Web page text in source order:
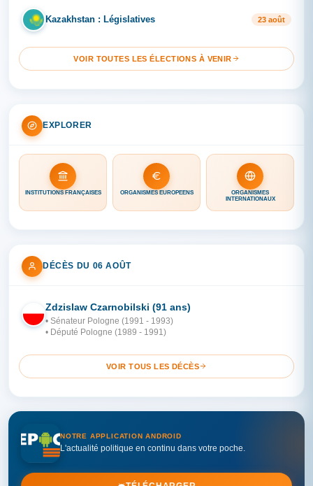
KA Kazakhstan : Législatives 23 août
VOIR TOUTES LES ÉLECTIONS À VENIR
EXPLORER
INSTITUTIONS FRANÇAISES ORGANISMES EUROPÉENS
ORGANISMES
INTERNATIONAUX
DÉCÈS DU 06 AOÛT
PO
Zdzislaw Czarnobilski (91 ans)
• Sénateur Pologne (1991 - 1993)
• Député Pologne (1989 - 1991)
VOIR TOUS LES DÉCÈS
NOTRE APPLICATION ANDROID
L'actualité politique en continu dans votre poche.